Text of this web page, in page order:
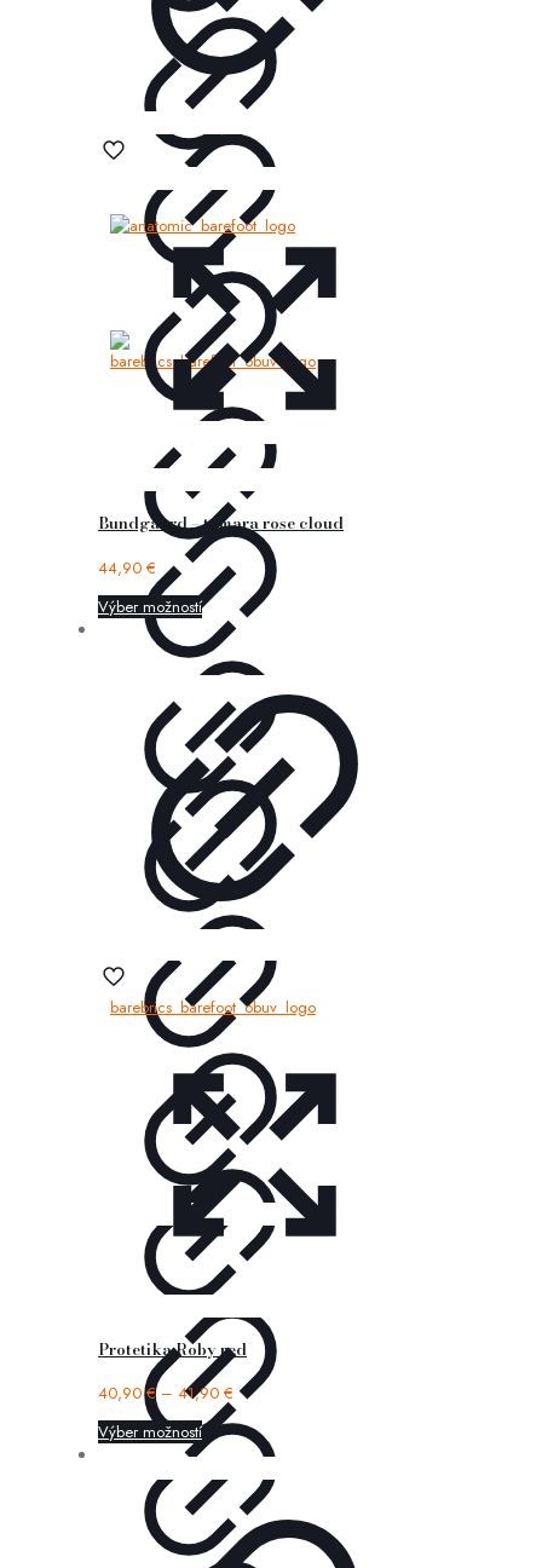
Bundgaard – tamara rose cloud
44,90 €
Výber možností
Protetika Roby red
40,90€– 41,90 €
Výber možností